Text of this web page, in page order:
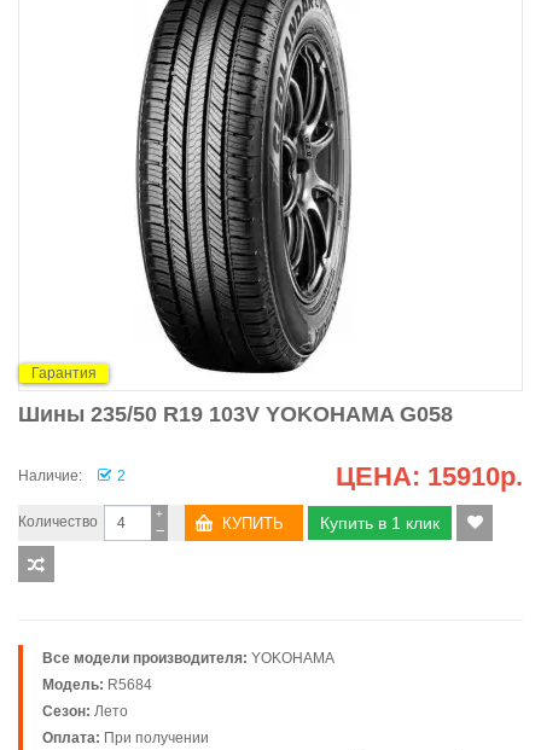
Гарантия
Шины 235/50 R19 103V YOKOHAMA G058
Наличие: 2 ЦЕНА: 15910р.
Количество −
+ Купить в 1 клик
Все модели производителя: YOKOHAMA
Модель: R5684
Сезон: Лето
Оплата: При получении